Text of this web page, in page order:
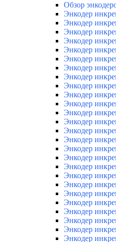
Обзор
Энкодер
Энкодер
Энкодер
Энкодер
Энкодер
Энкодер
Энкодер
Энкодер
Энкодер
Энкодер
Энкодер
Энкодер
Энкодер
Энкодер
Энкодер
Энкодер
Энкодер
Энкодер
Энкодер
Энкодер
Энкодер
Энкодер
Энкодер
Энкодер
Энкодер
Энкодер